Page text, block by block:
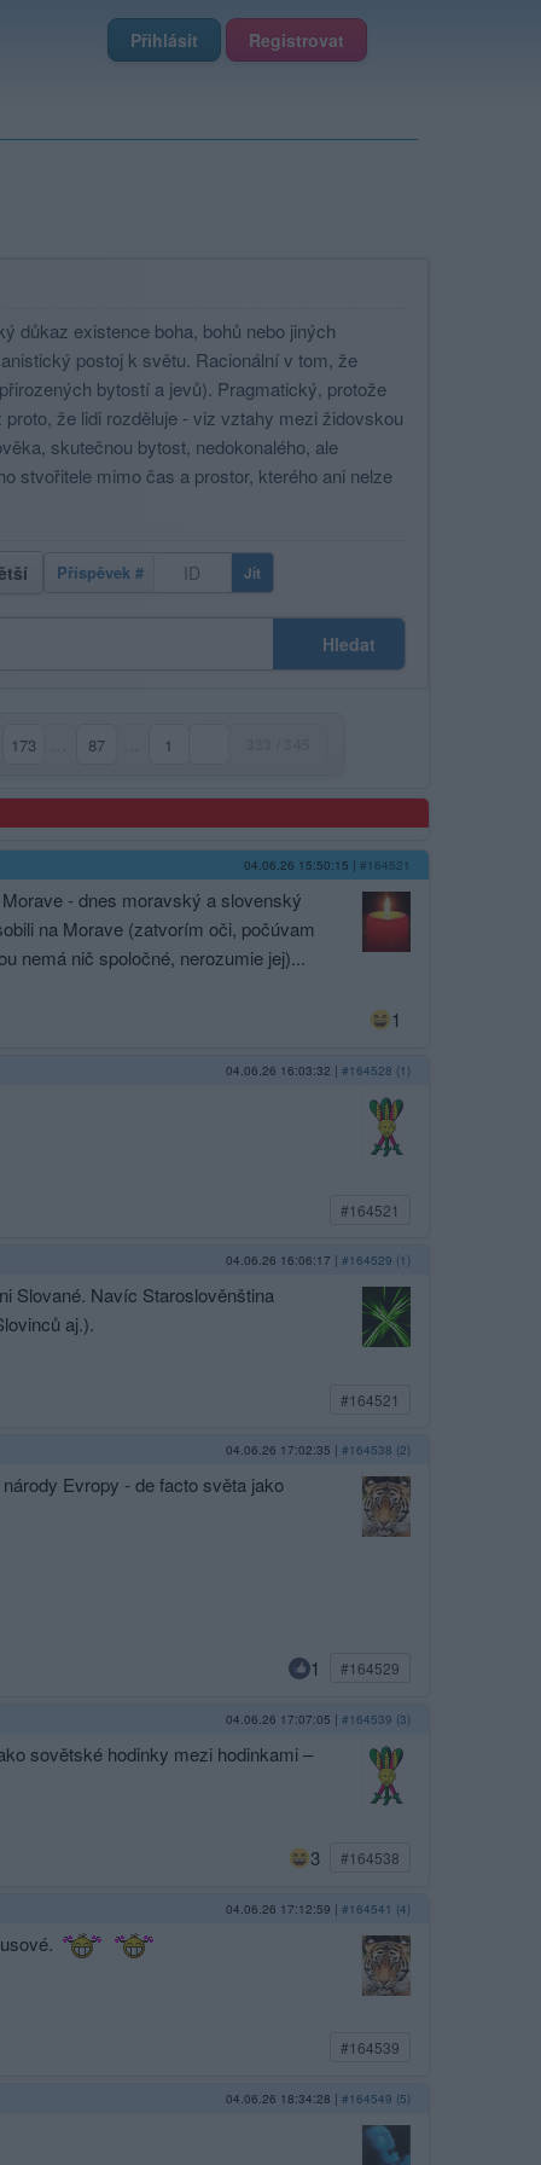
Přihlásit Registrovat
důkaz existence boha, bohů nebo jiných
postoj k světu. Racionální v tom, že
bytostí a jevů). Pragmatický, protože
že lidi rozděluje - viz vztahy mezi židovskou
skutečnou bytost, nedokonalého, ale
stvořitele mimo čas a prostor, kterého ani nelze
Příspěvek # Jít
Hledat
173 87 1
04.06.26 15:50:15 | #164521
- dnes moravský a slovenský
na Morave (zatvorím oči, počúvam
nemá nič spoločné, nerozumie jej)...
1
04.06.26 16:03:32 | #164528 (1)
#164521
04.06.26 16:06:17 | #164529 (1)
Slované. Navíc Staroslověnština
aj.).
#164521
04.06.26 17:02:35 | #164538 (2)
Evropy - de facto světa jako
1 #164529
04.06.26 17:07:05 | #164539 (3)
sovětské hodinky mezi hodinkami –
3 #164538
04.06.26 17:12:59 | #164541 (4)
#164539
04.06.26 18:34:28 | #164549 (5)